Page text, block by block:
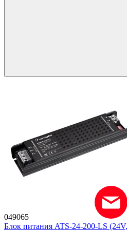
049065
Блок питания ATS-24-200-LS